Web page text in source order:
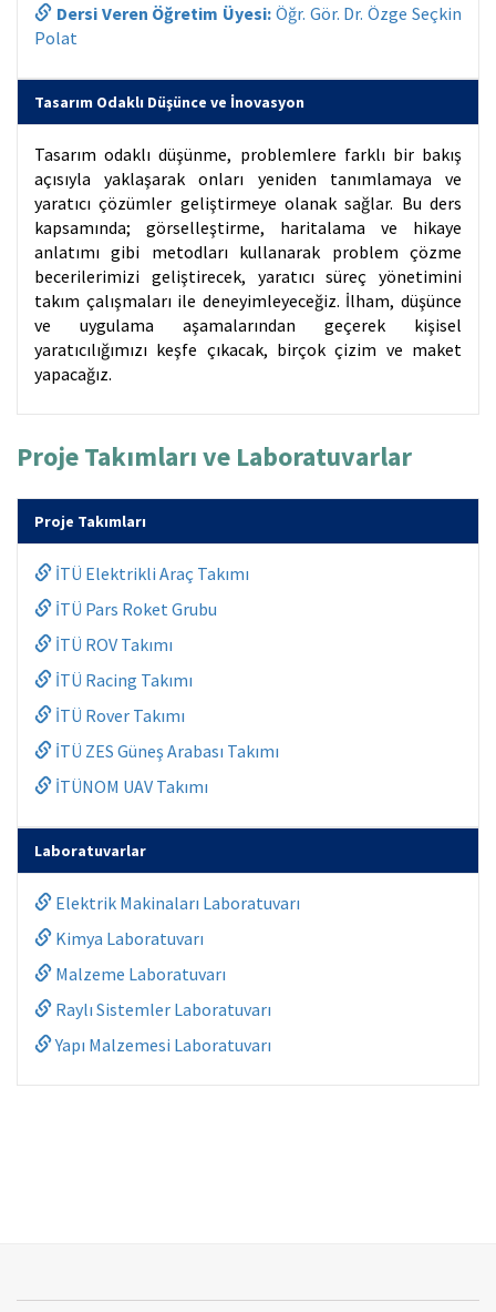
Dersi Veren Öğretim Üyesi: Öğr. Gör. Dr. Özge Seçkin
Polat
Tasarım Odaklı Düşünce ve İnovasyon
Tasarım odaklı düşünme, problemlere farklı bir bakış
açısıyla yaklaşarak onları yeniden tanımlamaya ve
yaratıcı çözümler geliştirmeye olanak sağlar. Bu ders
kapsamında; görselleştirme, haritalama ve hikaye
anlatımı gibi metodları kullanarak problem çözme
becerilerimizi geliştirecek, yaratıcı süreç yönetimini
takım çalışmaları ile deneyimleyeceğiz. İlham, düşünce
ve uygulama aşamalarından geçerek kişisel
yaratıcılığımızı keşfe çıkacak, birçok çizim ve maket
yapacağız.
Proje Takımları ve Laboratuvarlar
Proje Takımları
İTÜ Elektrikli Araç Takımı
İTÜ Pars Roket Grubu
İTÜ ROV Takımı
İTÜ Racing Takımı
İTÜ Rover Takımı
İTÜ ZES Güneş Arabası Takımı
İTÜNOM UAV Takımı
Laboratuvarlar
Elektrik Makinaları Laboratuvarı
Kimya Laboratuvarı
Malzeme Laboratuvarı
Raylı Sistemler Laboratuvarı
Yapı Malzemesi Laboratuvarı